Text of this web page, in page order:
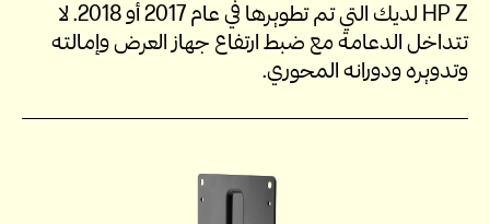
HP Z لديك التي تم تطويرها في عام 2017 أو 2018. لا
تتداخل الدعامة مع ضبط ارتفاع جهاز العرض وإمالته
وتدويره ودورانه المحوري.